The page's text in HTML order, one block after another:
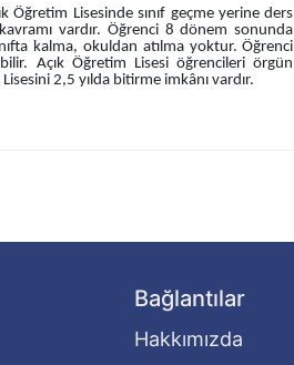
Lisesinde sınıf geçme yerine ders
vardır. Öğrenci 8 dönem sonunda
kalma, okuldan atılma yoktur. Öğrenci
Açık Öğretim Lisesi öğrencileri örgün
2,5 yılda bitirme imkânı vardır.
Bağlantılar
Hakkımızda